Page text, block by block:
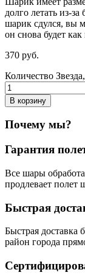
долго летать из-
шарик сдулся, вы
он снова будет
370 руб.
Количество
В корзину
Почему мы?
Гарантия
Все шары
продлевает полет
Быстрая
Быстрая доставка
район города